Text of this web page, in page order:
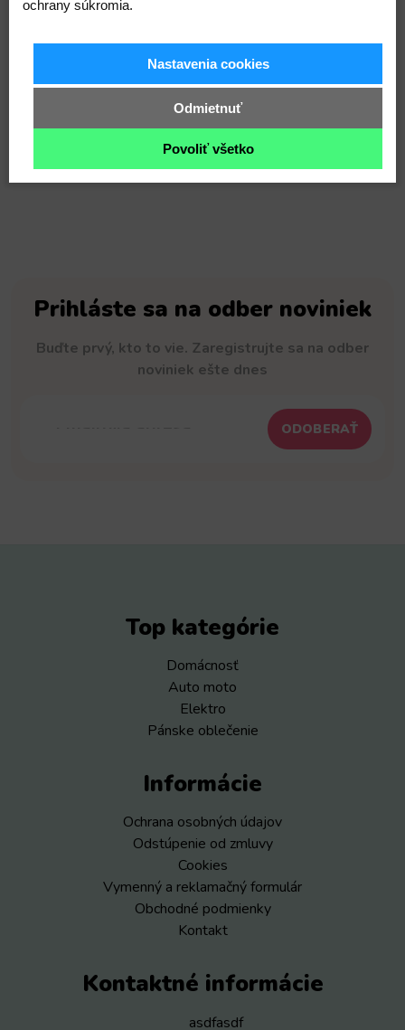
zabezpečuje pohodlie a slobodu pohybu. S
športovanie a každodenné radovánky. Je ideálnym
doplnkom do šatníka každého dieťaťa, ktoré chce
vyjadriť svoju osobnosť a štýl.
Prihláste sa na odber noviniek
Buďte prvý, kto to vie. Zaregistrujte sa na odber
noviniek ešte dnes
ODOBERAŤ
Top kategórie
Domácnosť
Auto moto
Elektro
Pánske oblečenie
Informácie
Ochrana osobných údajov
Odstúpenie od zmluvy
Cookies
Vymenný a reklamačný formulár
Obchodné podmienky
Kontakt
Kontaktné informácie
asdfasdf
ochrany súkromia.
Nastavenia cookies
Odmietnuť
Povoliť všetko